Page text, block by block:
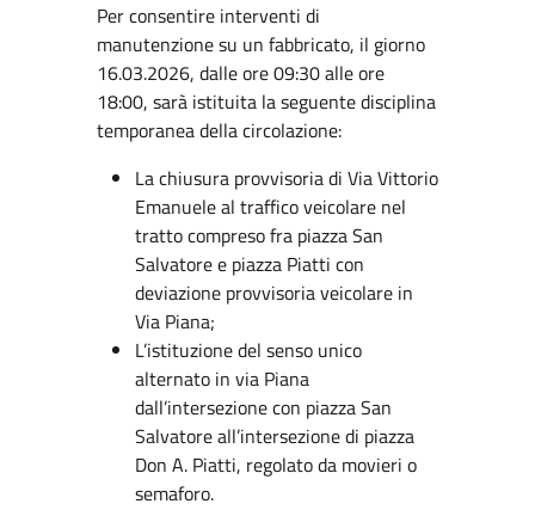
Per consentire interventi di
manutenzione su un fabbricato, il giorno
16.03.2026, dalle ore 09:30 alle ore
18:00, sarà istituita la seguente disciplina
temporanea della circolazione:
La chiusura provvisoria di Via Vittorio
Emanuele al traffico veicolare nel
tratto compreso fra piazza San
Salvatore e piazza Piatti con
deviazione provvisoria veicolare in
Via Piana;
L’istituzione del senso unico
alternato in via Piana
dall’intersezione con piazza San
Salvatore all’intersezione di piazza
Don A. Piatti, regolato da movieri o
semaforo.